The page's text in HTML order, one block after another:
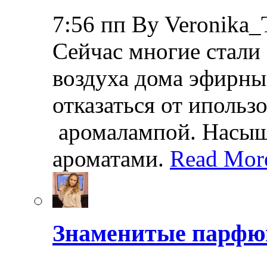
7:56 пп By
Сейчас многие
воздуха дома
отказаться от
аромалампой.
ароматами. Read
Знаменитые